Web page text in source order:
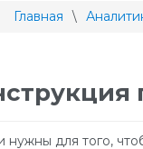
Главная
нужны для того,